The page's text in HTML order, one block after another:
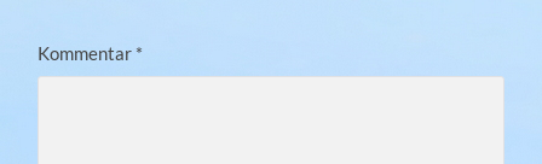
Kommentar *